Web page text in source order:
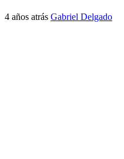
4 años atrás Gabriel Delgado